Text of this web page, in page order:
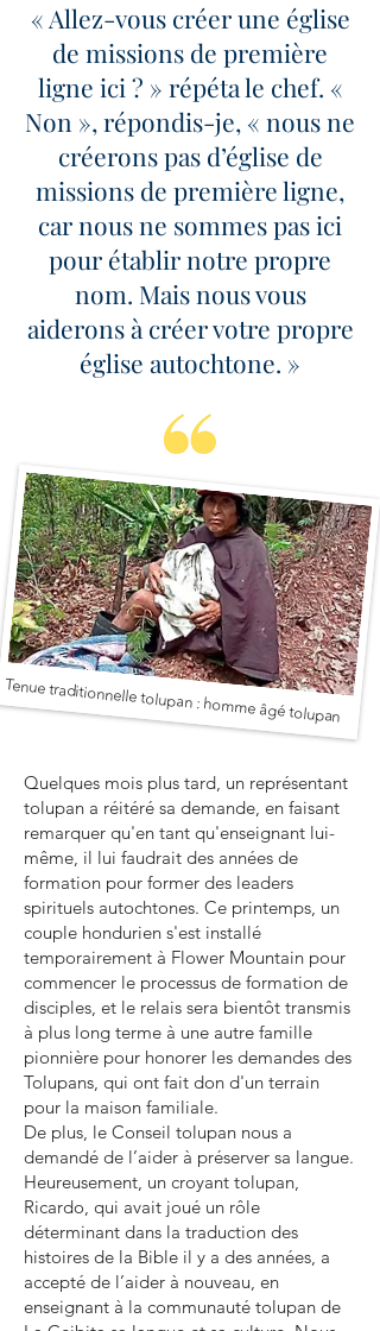
« Allez-vous créer une église
de missions de première
ligne ici ? » répéta le chef. «
Non », répondis-je, « nous ne
créerons pas d’église de
missions de première ligne,
car nous ne sommes pas ici
pour établir notre propre
nom. Mais nous vous
aiderons à créer votre propre
église autochtone. »
Tenue traditionnelle tolupan : homme âgé tolupan
Quelques mois plus tard, un représentant
tolupan a réitéré sa demande, en faisant
remarquer qu'en tant qu'enseignant lui-
même, il lui faudrait des années de
formation pour former des leaders
spirituels autochtones. Ce printemps, un
couple hondurien s'est installé
temporairement à Flower Mountain pour
commencer le processus de formation de
disciples, et le relais sera bientôt transmis
à plus long terme à une autre famille
pionnière pour honorer les demandes des
Tolupans, qui ont fait don d'un terrain
pour la maison familiale.
De plus, le Conseil tolupan nous a
demandé de l’aider à préserver sa langue.
Heureusement, un croyant tolupan,
Ricardo, qui avait joué un rôle
déterminant dans la traduction des
histoires de la Bible il y a des années, a
accepté de l’aider à nouveau, en
enseignant à la communauté tolupan de